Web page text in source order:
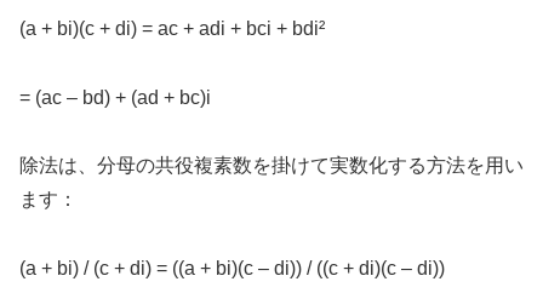
(a + bi)(c + di) = ac + adi + bci + bdi²
= (ac – bd) + (ad + bc)i
除法は、分母の共役複素数を掛けて実数化する方法を用い
ます：
(a + bi) / (c + di) = ((a + bi)(c – di)) / ((c + di)(c – di))